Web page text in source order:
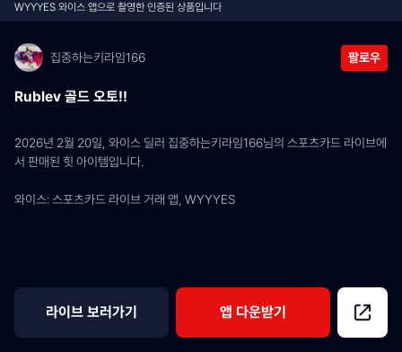
WYYYES 와이스 앱으로 촬영한 인증된 상품입니다
집중하는키라임166 팔로우
Rublev 골드 오토!!
2026년 2월 20일, 와이스 딜러 집중하는키라임166님의 스포츠카드 라이브에
서 판매된 힛 아이템입니다.
와이스: 스포츠카드 라이브 거래 앱, WYYYES
라이브 보러가기 앱 다운받기